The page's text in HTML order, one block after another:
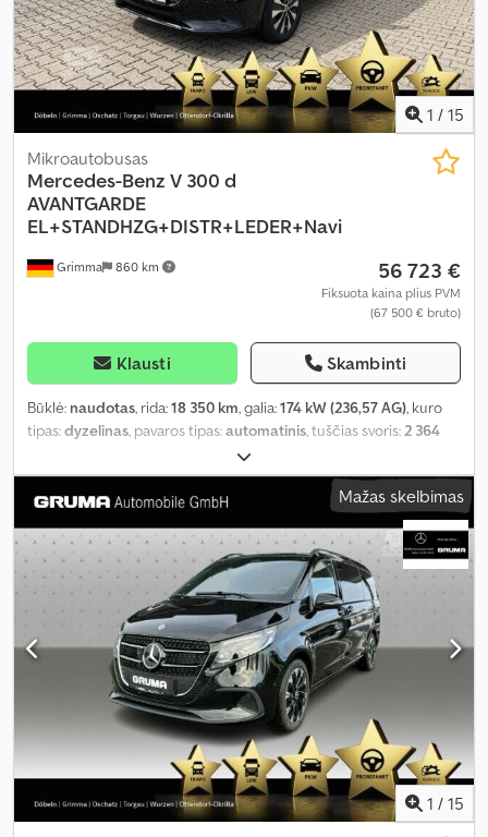
1 / 15
Grimma 860 km
Mikroautobusas
Mercedes-Benz V 300 d
AVANTGARDE
EL+STANDHZG+DISTR+LEDER+Navi
56 723 €
Fiksuota kaina plius PVM
(67 500 € bruto)
Klausti Skambinti
Būklė: naudotas, rida:18 350 km, galia:174 kW (236,57 AG), kuro
tipas:dyzelinas, pavaros tipas:automatinis, tuščias svoris:2 364
, emisijos klasė:
juodas, vairuotojo kabina:kitas, sėdimų vietų skaičius:8, Gamybos
metai:2024, kuras:dyzelinas, Įranga:
ABS, autonominis šildytuvas,
borto kompiuteris, centrinis užraktas, elektroninė stabilumo
programa (ESP), imobilaizerio sistema, kruizo kontrolė, naudoto
automobilio garantija, navigacijos sistema, oro
kondicionavimas, oro pagalvė, statymo jutikliai, stumdomos
durys, suodžių filtras, sėdynės šildytuvas, trauki kontrolė, vairo
stiprintuvas
Mažas skelbimas
1 / 15